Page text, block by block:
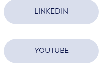
LINKEDIN
YOUTUBE